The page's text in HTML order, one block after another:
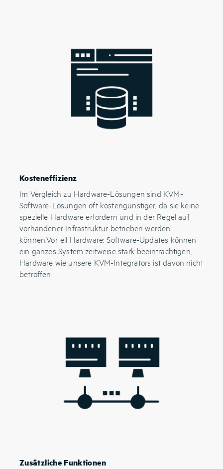
Kosteneffizienz
Im Vergleich zu Hardware-Lösungen sind KVM-
Software-Lösungen oft kostengünstiger, da sie keine
spezielle Hardware erfordern und in der Regel auf
vorhandener Infrastruktur betrieben werden
können.Vorteil Hardware: Software-Updates können
ein ganzes System zeitweise stark beeinträchtigen,
Hardware wie unsere KVM-Integrators ist davon nicht
betroffen.
Zusätzliche Funktionen